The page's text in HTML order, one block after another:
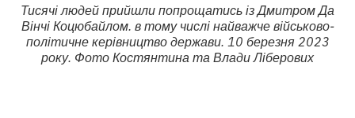
Тисячі людей прийшли попрощатись із Дмитром Да
Вінчі Коцюбайлом. в тому числі найважче військово-
політичне керівництво держави. 10 березня 2023
року. Фото Костянтина та Влади Ліберових